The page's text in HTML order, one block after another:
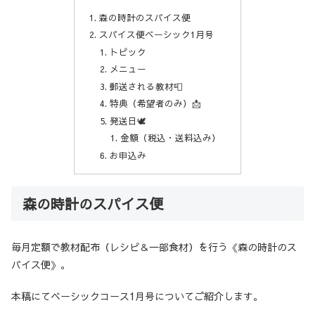
森の時計のスパイス便
スパイス便ベーシック1月号
トピック
メニュー
郵送される教材📮
特典（希望者のみ）📩
発送日🕊️
金額（税込・送料込み）
お申込み
森の時計のスパイス便
毎月定額で教材配布（レシピ＆一部食材）を行う《森の時計のス
パイス便》。
本稿にてベーシックコース1月号についてご紹介します。